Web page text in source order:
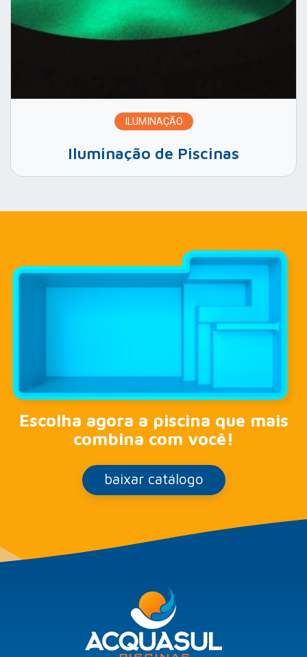
ILUMINAÇÃO
Iluminação de Piscinas
Escolha agora a piscina que mais
combina com você!
baixar catálogo